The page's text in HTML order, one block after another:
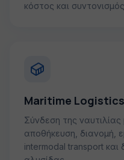
κόστος και
Maritime
Σύνδεση της ναυτιλίας
αποθήκευση, διανομή,
intermodal transport και